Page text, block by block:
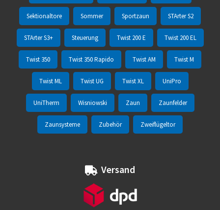
Sektionaltore Sommer Sportzaun STArter S2
STArter S3+ Steuerung Twist 200 E Twist 200 EL
Twist 350 Twist 350 Rapido Twist AM Twist M
Twist ML Twist UG Twist XL UniPro
UniTherm Wisniowski Zaun Zaunfelder
Zaunsysteme Zubehör Zweiflügeltor
Versand